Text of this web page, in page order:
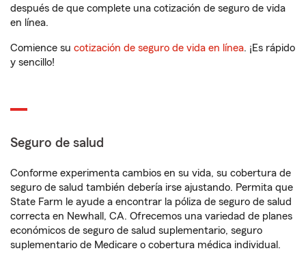
después de que complete una cotización de seguro de vida
en línea.
Comience su cotización de seguro de vida en línea. ¡Es rápido
y sencillo!
Seguro de salud
Conforme experimenta cambios en su vida, su cobertura de
seguro de salud también debería irse ajustando. Permita que
State Farm le ayude a encontrar la póliza de seguro de salud
correcta en Newhall, CA. Ofrecemos una variedad de planes
económicos de seguro de salud suplementario, seguro
suplementario de Medicare o cobertura médica individual.